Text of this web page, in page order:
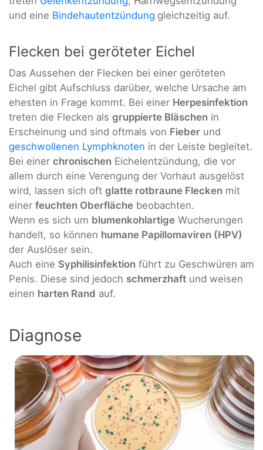
und eine Bindehautentzündung gleichzeitig auf.
Flecken bei geröteter Eichel
Das Aussehen der Flecken bei einer geröteten
Eichel gibt Aufschluss darüber, welche Ursache am
ehesten in Frage kommt. Bei einer Herpesinfektion
treten die Flecken als gruppierte Bläschen in
Erscheinung und sind oftmals von Fieber und
geschwollenen Lymphknoten in der Leiste begleitet.
Bei einer chronischen Eichelentzündung, die vor
allem durch eine Verengung der Vorhaut ausgelöst
wird, lassen sich oft glatte rotbraune Flecken mit
einer feuchten Oberfläche beobachten.
Wenn es sich um blumenkohlartige Wucherungen
handelt, so können humane Papillomaviren (HPV)
der Auslöser sein.
Auch eine Syphilisinfektion führt zu Geschwüren am
Penis. Diese sind jedoch schmerzhaft und weisen
einen harten Rand auf.
Diagnose